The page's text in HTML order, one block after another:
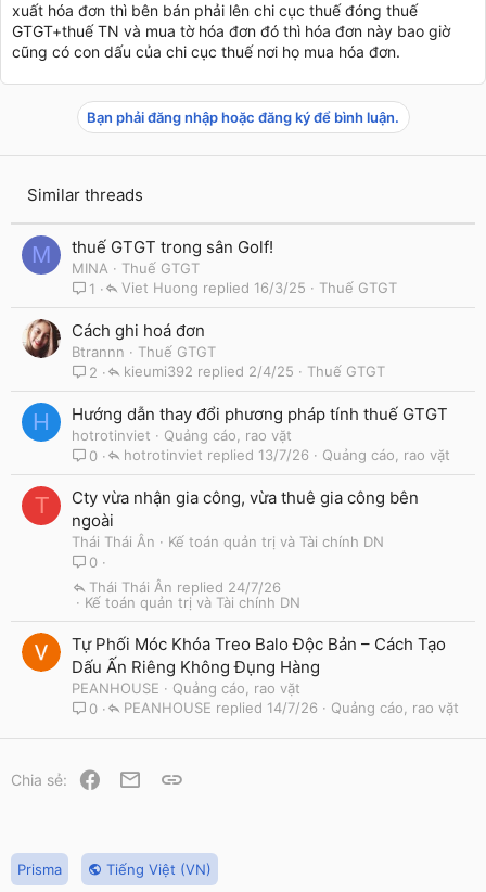
xuất hóa đơn thì bên bán phải lên chi cục thuế đóng thuế
GTGT+thuế TN và mua tờ hóa đơn đó thì hóa đơn này bao giờ
cũng có con dấu của chi cục thuế nơi họ mua hóa đơn.
Bạn phải đăng nhập hoặc đăng ký để bình luận.
Similar threads
M thuế GTGT trong sân Golf!
MINA
Thuế GTGT
1
Thuế GTGT
16/3/25
Viet Huong
Cách ghi hoá đơn
Btrannn
Thuế GTGT
2
Thuế GTGT
2/4/25
kieumi392
H Hướng dẫn thay đổi phương pháp tính thuế GTGT
hotrotinviet
Quảng cáo, rao vặt
0
Quảng cáo, rao vặt
13/7/26
hotrotinviet
T
Cty vừa nhận gia công, vừa thuê gia công bên
ngoài
Thái Thái Ân
Kế toán quản trị và Tài chính DN
0
Kế toán quản trị và Tài chính DN
24/7/26
Thái Thái Ân
Tự Phối Móc Khóa Treo Balo Độc Bản – Cách Tạo
Dấu Ấn Riêng Không Đụng Hàng
PEANHOUSE
Quảng cáo, rao vặt
0
Quảng cáo, rao vặt
14/7/26
PEANHOUSE
Chia sẻ: Facebook
Email
Prisma Tiếng Việt (VN)